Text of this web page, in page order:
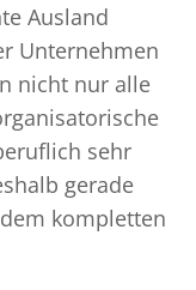
Ausland
Unternehmen
nicht nur alle
sehr
gerade
kompletten